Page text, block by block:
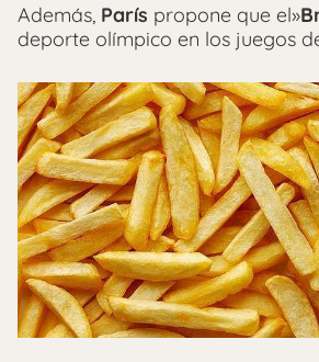
Además, París propone que el»
deporte olímpico en los juegos